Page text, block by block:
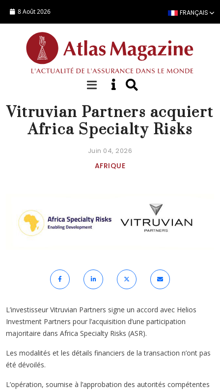
8 Août 2026 FRANÇAIS
ACTUALITÉ
Vitruvian Partners acquiert
Africa Specialty Risks
Juin 04, 2026
AFRIQUE
L’investisseur Vitruvian Partners signe un accord avec Helios
Investment Partners pour l’acquisition d’une participation
majoritaire dans Africa Specialty Risks (ASR).
Les modalités et les détails financiers de la transaction n’ont pas
été dévoilés.
L’opération, soumise à l’approbation des autorités compétentes